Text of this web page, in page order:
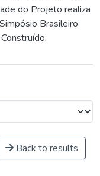
do Projeto realiza
Brasileiro
Back to results